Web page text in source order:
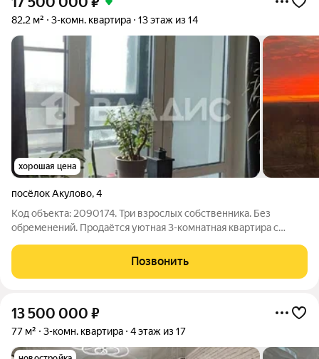
82,2 м² 3-комн. квартира 13 этаж из 14
хорошая цена
посёлок Акулово,4
Код объекта: 2090174. Три взрослых собственника. Без
обременений. Продаётся уютная 3-комнатная квартира с
Квартира расположена на 13 этаже 14-этажного дома
повышенной комфортности, построенного в
Позвонить
13 500 000 ₽
77 м² 3-комн. квартира 4 этаж из 17